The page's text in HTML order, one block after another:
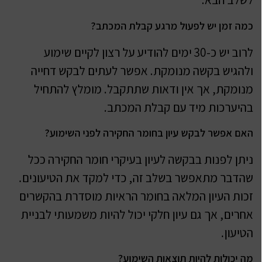
כמה זמן יש לפעול מרגע קבלת המכתב?
לרוב יש כ-30 ימים להודיע על רצון לקיים שימוע
ולהגיש בקשה מנומקת. אפשר לעתים לבקש דחייה
מנומקת, אך אין ודאות שתתקבל. מומלץ להתחיל
בהיערכות מיד עם קבלת המכתב.
האם אפשר לבקש עיון בחומר החקירה לפני השימוע?
ניתן לפנות בבקשה לעיון בעיקרי חומר החקירה ככל
שהדבר מתאפשר בשלב זה, כדי למקד את הטיעונים.
זכות העיון המלאה בחומר הראיות מוסדרת בהקשרים
אחרים, אך גם עיון חלקי יכול להיות משמעותי לבניית
הטיעון.
מה יכולות להיות תוצאות השימוע?